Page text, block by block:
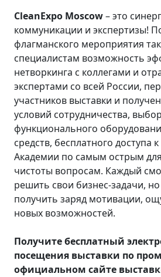
CleanExpo Moscow– это
коммуникации и экспертизы!
флагманского мероприятия
специалистам возможность
нетворкинга с коллегами и
экспертами со всей России,
участников выставки и
условий сотрудничества,
функционального
средств, бесплатного доступа
Академии по самым острым
чистоты вопросам. Каждый
решить свои бизнес-задачи,
получить заряд мотивации,
новых возможностей.
Получите бесплатный
посещения выставки по
официальном сайте